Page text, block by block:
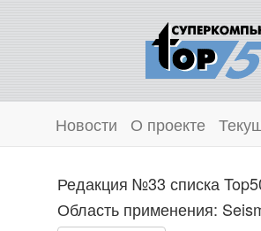
Новости О проекте
Редакция №33 списка
Область применения: